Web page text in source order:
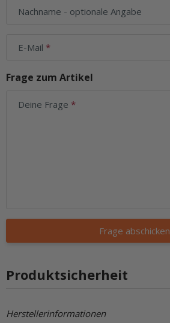
Nachname - optionale Angabe
E-Mail
Frage zum Artikel
Deine Frage
Frage abschicken
Produktsicherheit
Herstellerinformationen